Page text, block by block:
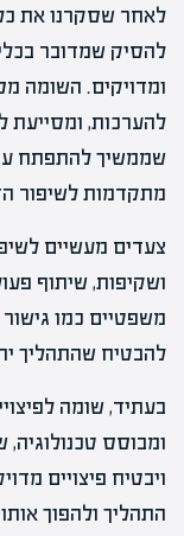
לאחר שסקרנו את כל
להסיק שמדובר
ומדויקים. השומה
להערכות, ומסייעת
שממשיך להתפתח
מתקדמות לשיפור
צעדים מעשיים
ושקיפות, שיתוף
משפטיים כמו
להבטיח שהתהליך
בעתיד, שומה
ומבוסס
ויבטיח פיצויים
התהליך ולהפוך